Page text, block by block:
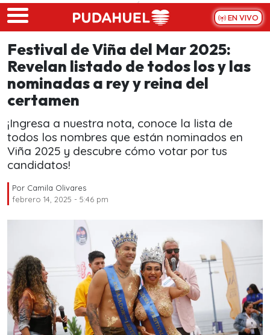
Skip to main content
EN VIVO
Festival de Viña del Mar 2025:
Revelan listado de todos los y las
nominadas a rey y reina del
certamen
¡Ingresa a nuestra nota, conoce la lista de
todos los nombres que están nominados en
Viña 2025 y descubre cómo votar por tus
candidatos!
Por Camila Olivares
febrero 14, 2025 - 5:46 pm